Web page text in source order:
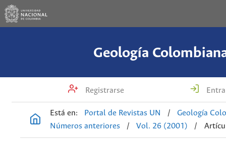
Geología
Registrarse
Está en: Portal de Revistas UN /
Geología
Números anteriores
/ Vol. 26 (2001) /